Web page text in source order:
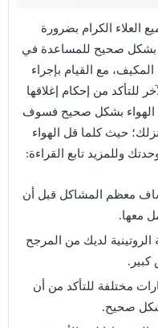
العلاء الكرام بضرورة
بشكل صحيح للمساعدة في
مع القيام بإجراء
من إحكام إغلاقها
الهواء بشكل صحيح فسوف
حيث كلما قل الهواء
وللمزيد تابع القراءة:
معظم المشاكل قبل أن
معها.
لديك من المرجح
كبير.
مختلفة للتأكد من أن
بشكل صحيح.